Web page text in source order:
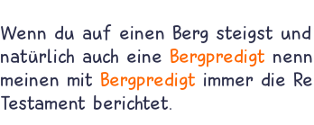
Wenn du auf einen Berg steigst
natürlich auch eine Bergpredigt
meinen mit Bergpredigt immer die
Testament berichtet.